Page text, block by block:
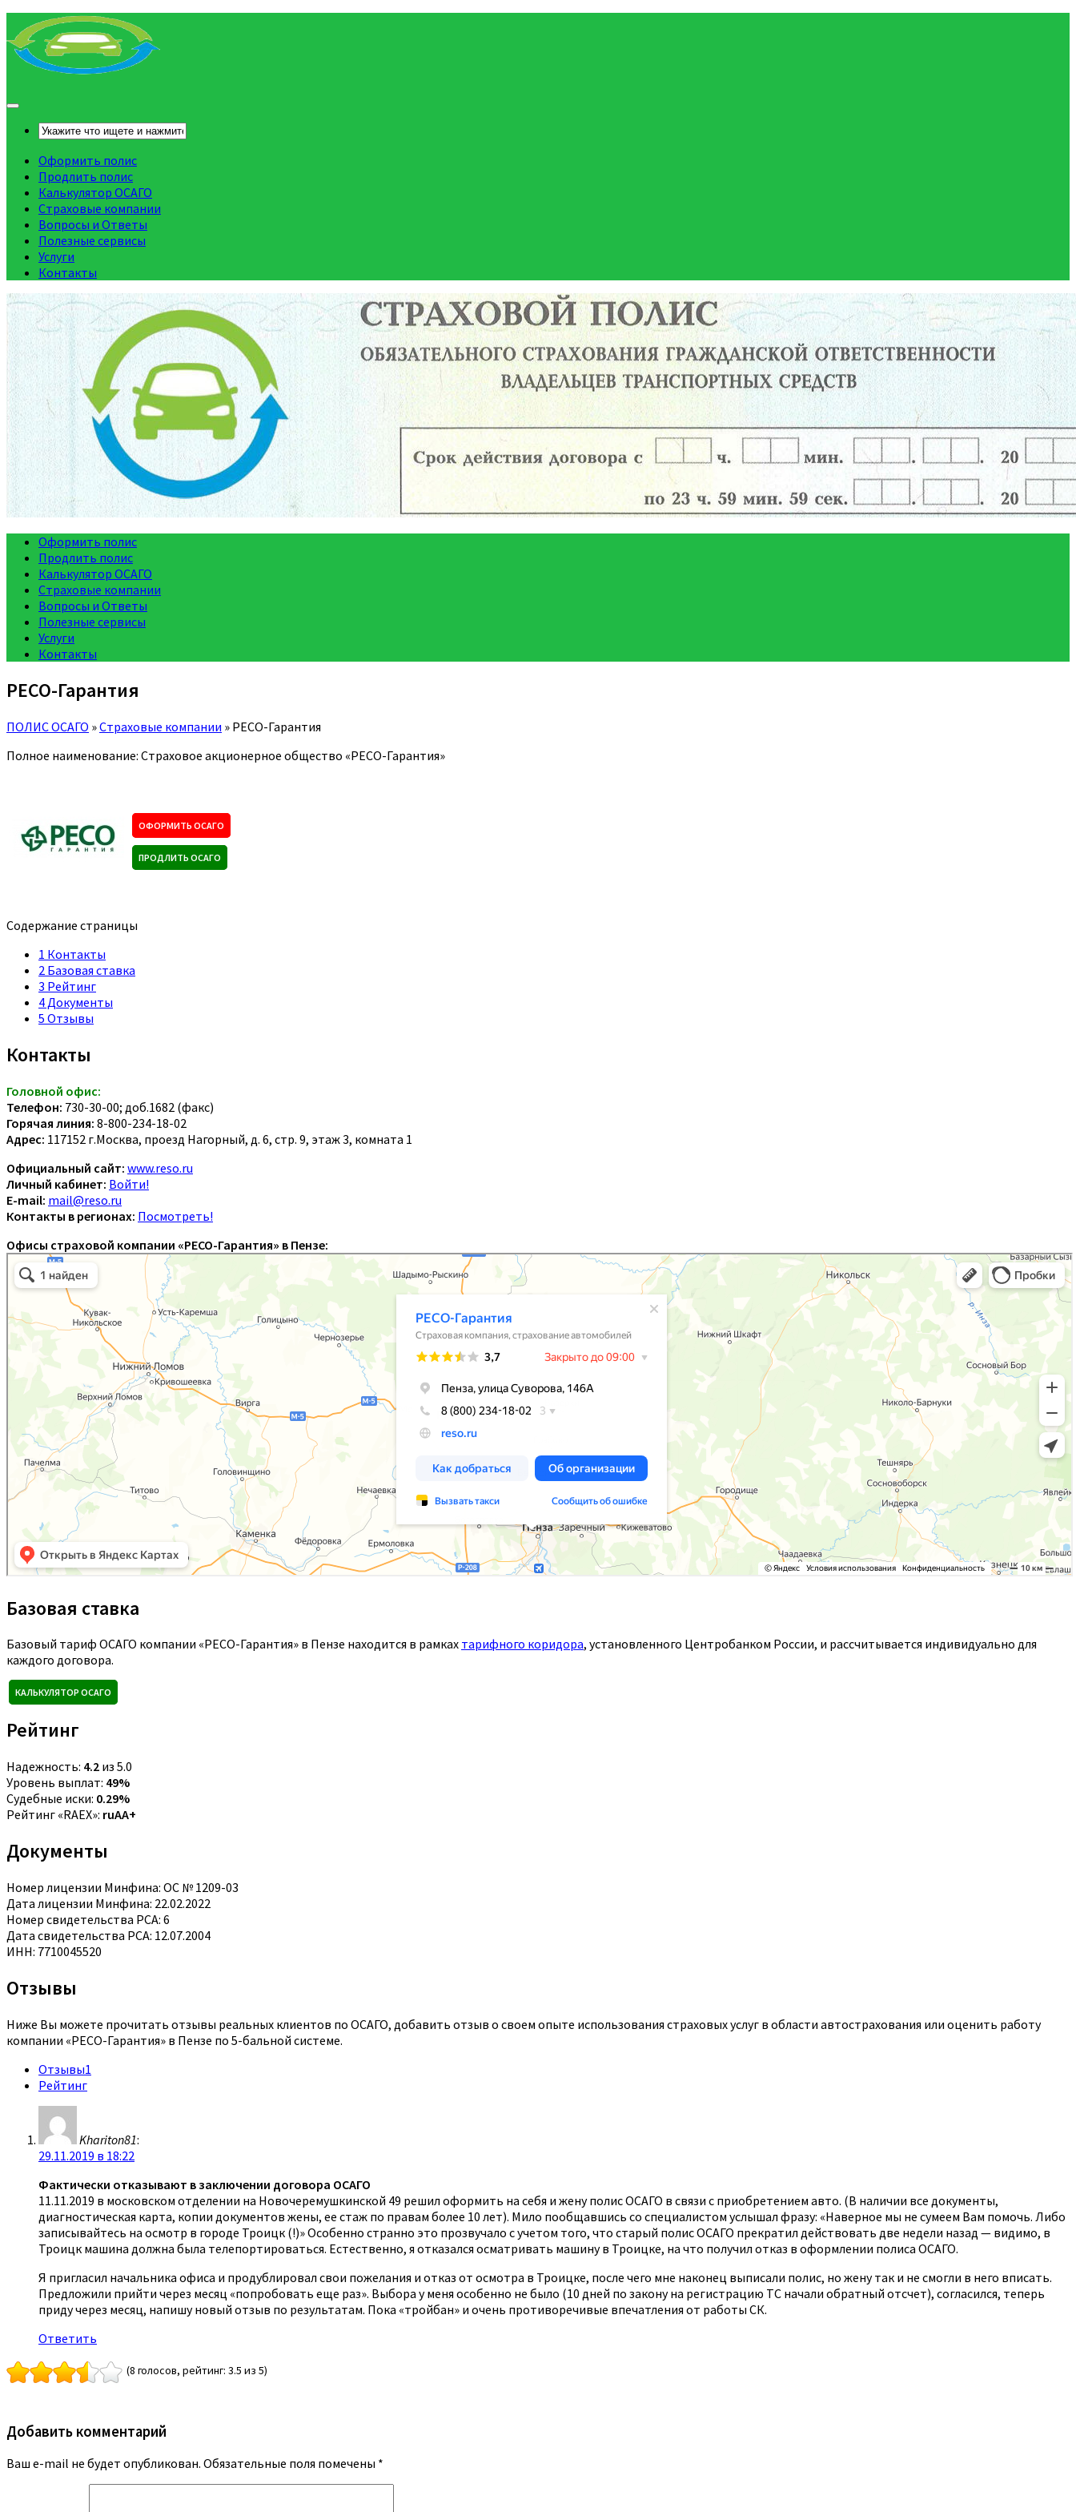
Оформить полис
Продлить полис
Калькулятор ОСАГО
Страховые компании
Вопросы и Ответы
Полезные сервисы
Услуги
Контакты
Оформить полис
Продлить полис
Калькулятор ОСАГО
Страховые компании
Вопросы и Ответы
Полезные сервисы
Услуги
Контакты
РЕСО-Гарантия
ПОЛИС ОСАГО »Страховые компании » РЕСО-Гарантия
Полное наименование: Страховое акционерное общество «РЕСО-Гарантия»
ОФОРМИТЬ ОСАГО
ПРОДЛИТЬ ОСАГО
Содержание страницы
1 Контакты
2 Базовая ставка
3 Рейтинг
4 Документы
5 Отзывы
Контакты
Головной офис:
Телефон: 730-30-00; доб.1682 (факс)
Горячая линия: 8-800-234-18-02
Адрес: 117152 г.Москва, проезд Нагорный, д. 6, стр. 9, этаж 3, комната 1
Официальный сайт: www.reso.ru
Личный кабинет: Войти!
E-mail: mail@reso.ru
Контакты в регионах: Посмотреть!
Офисы страховой компании «РЕСО-Гарантия» в Пензе:
Базовая ставка
Базовый тариф ОСАГО компании «РЕСО-Гарантия» в Пензе находится в рамках тарифного коридора, установленного Центробанком России, и рассчитывается индивидуально для
каждого договора.
КАЛЬКУЛЯТОР ОСАГО
Рейтинг
Надежность: 4.2 из 5.0
Уровень выплат: 49%
Судебные иски: 0.29%
Рейтинг «RAEX»: ruAA+
Документы
Номер лицензии Минфина: ОС № 1209-03
Дата лицензии Минфина: 22.02.2022
Номер свидетельства РСА: 6
Дата свидетельства РСА: 12.07.2004
ИНН: 7710045520
Отзывы
Ниже Вы можете прочитать отзывы реальных клиентов по ОСАГО, добавить отзыв о своем опыте использования страховых услуг в области автострахования или оценить работу
компании «РЕСО-Гарантия» в Пензе по 5-бальной системе.
Отзывы1
Рейтинг
Khariton81:
29.11.2019 в 18:22
Фактически отказывают в заключении договора ОСАГО
11.11.2019 в московском отделении на Новочеремушкинской 49 решил оформить на себя и жену полис ОСАГО в связи с приобретением авто. (В наличии все документы,
диагностическая карта, копии документов жены, ее стаж по правам более 10 лет). Мило пообщавшись со специалистом услышал фразу: «Наверное мы не сумеем Вам помочь. Либо
записывайтесь на осмотр в городе Троицк (!)» Особенно странно это прозвучало с учетом того, что старый полис ОСАГО прекратил действовать две недели назад — видимо, в
Троицк машина должна была телепортироваться. Естественно, я отказался осматривать машину в Троицке, на что получил отказ в оформлении полиса ОСАГО.
Я пригласил начальника офиса и продублировал свои пожелания и отказ от осмотра в Троицке, после чего мне наконец выписали полис, но жену так и не смогли в него вписать.
Предложили прийти через месяц «попробовать еще раз». Выбора у меня особенно не было (10 дней по закону на регистрацию ТС начали обратный отсчет), согласился, теперь
приду через месяц, напишу новый отзыв по результатам. Пока «тройбан» и очень противоречивые впечатления от работы СК.
Ответить
(8 голосов, рейтинг: 3.5 из 5)
Добавить комментарий
Ваш e-mail не будет опубликован. Обязательные поля помечены *